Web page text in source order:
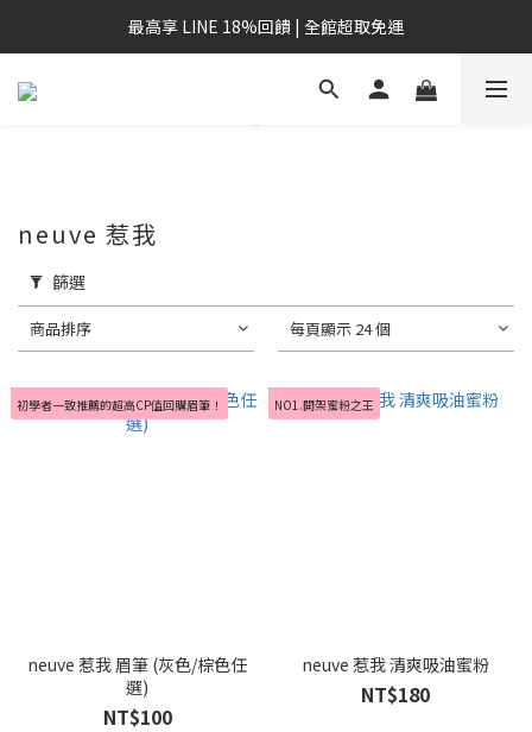
最高享 LINE 18%回饋 | 全館超取免運
neuve 惹我
篩選
商品排序 每頁顯示 24 個
初學者一致推薦的超高CP值回購眉筆！
neuve 惹我 眉筆 (灰色/棕色任
選)
NT$100
NO1.開架蜜粉之王
neuve 惹我 清爽吸油蜜粉
NT$180